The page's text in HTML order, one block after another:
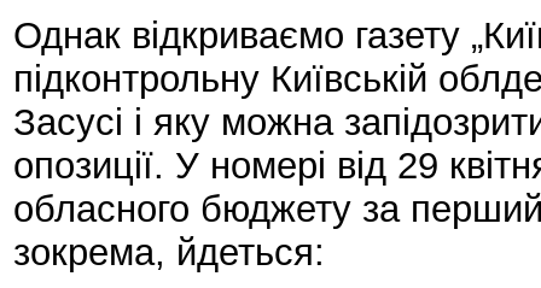
Однак відкриваємо газету
підконтрольну Київській
Засусі і яку можна
опозиції. У номері від 29
обласного бюджету за
зокрема, йдеться: